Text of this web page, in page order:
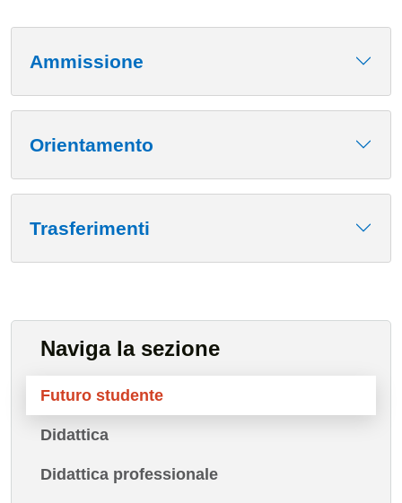
Ammissione
Orientamento
Trasferimenti
Naviga la sezione
Futuro studente
Didattica
Didattica professionale